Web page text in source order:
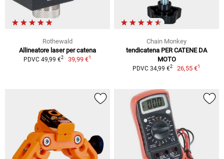
Rothewald
Allineatore laser per catena
PDVC 49,99 €2 39,99 €1
Chain Monkey
tendicatena PER CATENE DA
MOTO
PDVC 34,99 €2 26,55 €1